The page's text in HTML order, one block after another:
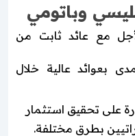
وباتومي
مع عائد ثابت من
بعوائد عالية خلال
على تحقيق استثمار
بطرق مختلفة.